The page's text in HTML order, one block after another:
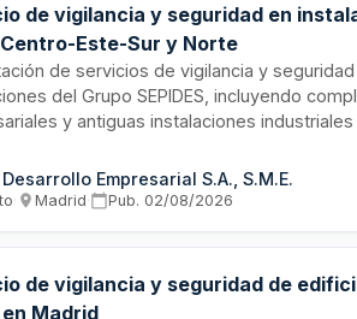
de vigilancia y seguridad en
Este-Sur y Norte
de servicios de vigilancia y
del Grupo SEPIDES, incluyendo
y antiguas instalaciones
de emergencias y protección de
debe estar autorizada e inscrita en el
Empresarial S.A., S.M.E.
· Madrid· Pub. 02/08/2026
de vigilancia y seguridad de
Madrid